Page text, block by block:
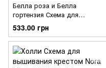
Белла роза и Белла
гортензия Схема для
вышивания крестом Nora
Corbett NC237
533.00 грн